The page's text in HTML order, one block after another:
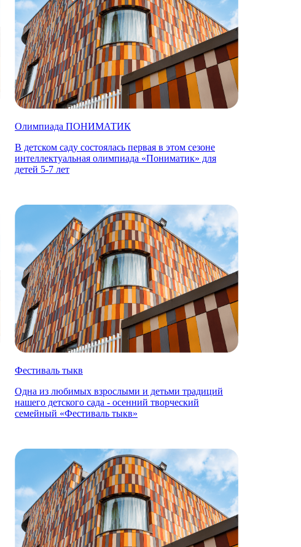
Олимпиада ПОНИМАТИК
В детском саду состоялась первая в этом сезоне
интеллектуальная олимпиада «Пониматик» для
детей 5-7 лет
Фестиваль тыкв
Одна из любимых взрослыми и детьми традиций
нашего детского сада - осенний творческий
семейный «Фестиваль тыкв»